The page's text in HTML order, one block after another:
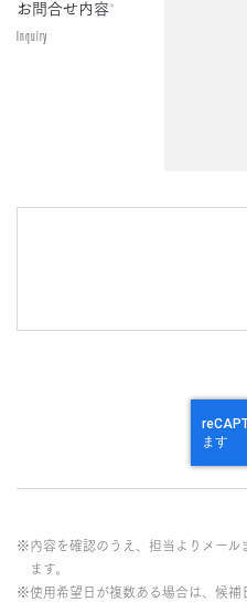
お問合せ内容*
Inquiry
※内容を確認のうえ、担当よりメール
ます。
※使用希望日が複数ある場合は、候補